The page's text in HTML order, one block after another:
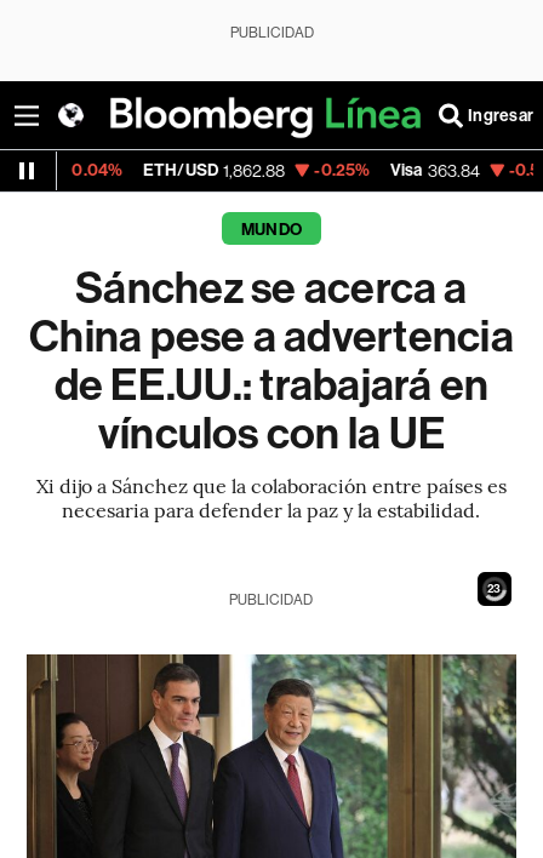
PUBLICIDAD
Ingresar
ETH/USD 1,862.88 -0.25% Visa 363.84 -0.50%
MUNDO
Sánchez se acerca a
China pese a advertencia
de EE.UU.: trabajará en
vínculos con la UE
Xi dijo a Sánchez que la colaboración entre países es
necesaria para defender la paz y la estabilidad.
21
PUBLICIDAD